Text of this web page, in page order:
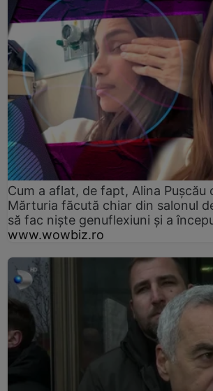
Cum a aflat, de fapt, Alina Pușcău
Mărturia făcută chiar din salonul
să fac niște genuflexiuni și a
www.wowbiz.ro